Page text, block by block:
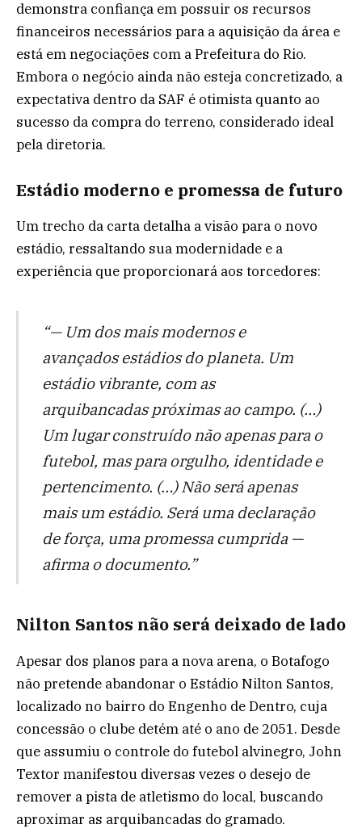
demonstra confiança em possuir os recursos
financeiros necessários para a aquisição da área e
está em negociações com a Prefeitura do Rio.
Embora o negócio ainda não esteja concretizado, a
expectativa dentro da SAF é otimista quanto ao
sucesso da compra do terreno, considerado ideal
pela diretoria.
Estádio moderno e promessa de futuro
Um trecho da carta detalha a visão para o novo
estádio, ressaltando sua modernidade e a
experiência que proporcionará aos torcedores:
“— Um dos mais modernos e
avançados estádios do planeta. Um
estádio vibrante, com as
arquibancadas próximas ao campo. (…)
Um lugar construído não apenas para o
futebol, mas para orgulho, identidade e
pertencimento. (…) Não será apenas
mais um estádio. Será uma declaração
de força, uma promessa cumprida —
afirma o documento.”
Nilton Santos não será deixado de lado
Apesar dos planos para a nova arena, o Botafogo
não pretende abandonar o Estádio Nilton Santos,
localizado no bairro do Engenho de Dentro, cuja
concessão o clube detém até o ano de 2051. Desde
que assumiu o controle do futebol alvinegro, John
Textor manifestou diversas vezes o desejo de
remover a pista de atletismo do local, buscando
aproximar as arquibancadas do gramado.